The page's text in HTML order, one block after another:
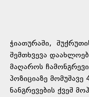
ჭიათურაში,
შემთხვევა
მაღაროს
პოზიციაზე
ნანგრევების ქვეშ